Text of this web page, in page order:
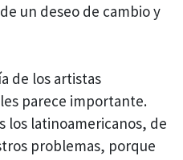
un deseo de cambio y
de los artistas
parece importante.
los latinoamericanos, de
problemas, porque